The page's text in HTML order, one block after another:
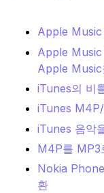
Apple Music
Apple
Apple Music
iTunes의 비
iTunes
iTunes 음악
M4P를 MP3
Nokia
환